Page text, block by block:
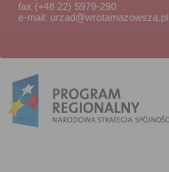
fax (+48 22) 5979-290
e-mail: urzad@wrotamazowsza.pl